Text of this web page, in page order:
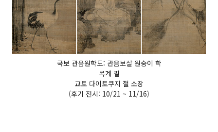
국보 관음원학도: 관음보살 원숭이 학
목계 필
교토 다이토쿠지 절 소장
(후기 전시: 10/21 ~ 11/16)